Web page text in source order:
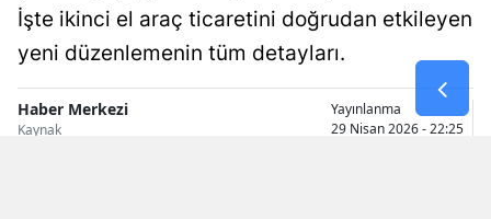
Rize
Sakarya
Samsun
İşte ikinci el araç ticaretini doğrudan etkileyen
yeni düzenlemenin tüm detayları.
Haber Merkezi
Kaynak
Yayınlanma
29 Nisan 2026 - 22:25